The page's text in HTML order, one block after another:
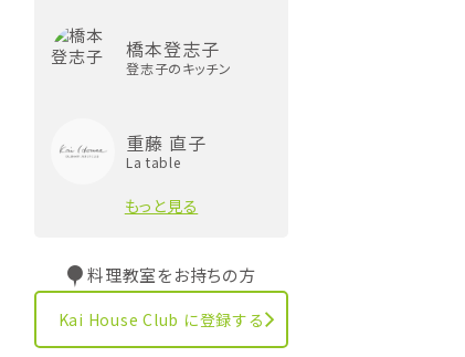
橋本登志子
登志子のキッチン
重藤 直子
La table
もっと見る
料理教室をお持ちの方
Kai House Club に登録する